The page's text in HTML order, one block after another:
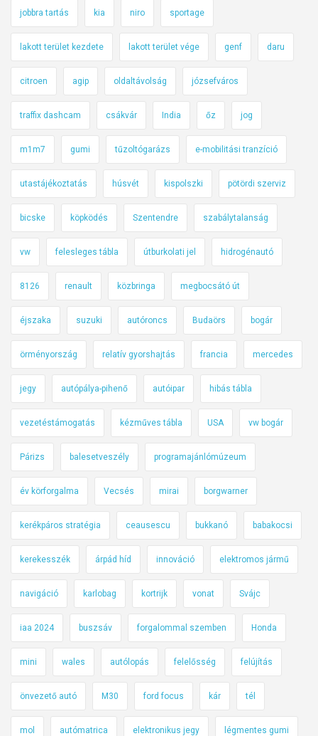
jobbra tartás kia niro sportage
lakott terület kezdete lakott terület vége genf daru
citroen agip oldaltávolság józsefváros
traffix dashcam csákvár India őz jog
m1m7 gumi tűzoltógarázs e-mobilitási tranzíció
utastájékoztatás húsvét kispolszki pötördi szerviz
bicske köpködés Szentendre szabálytalanság
vw felesleges tábla útburkolati jel hidrogénautó
8126 renault közbringa megbocsátó út
éjszaka suzuki autóroncs Budaörs bogár
örményország relatív gyorshajtás francia mercedes
jegy autópálya-pihenő autóipar hibás tábla
vezetéstámogatás kézműves tábla USA vw bogár
Párizs balesetveszély programajánlómúzeum
év körforgalma Vecsés mirai borgwarner
kerékpáros stratégia ceausescu bukkanó babakocsi
kerekesszék árpád híd innováció elektromos jármű
navigáció karlobag kortrijk vonat Svájc
iaa 2024 buszsáv forgalommal szemben Honda
mini wales autólopás felelősség felújítás
önvezető autó M30 ford focus kár tél
mol autómatrica elektronikus jegy légmentes gumi